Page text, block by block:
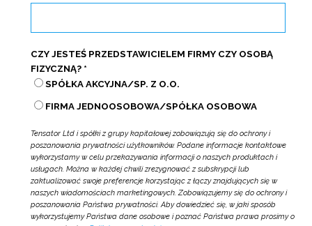
CZY JESTEŚ PRZEDSTAWICIELEM FIRMY CZY OSOBĄ
FIZYCZNĄ? *
SPÓŁKA AKCYJNA/SP. Z O.O.
FIRMA JEDNOOSOBOWA/SPÓŁKA OSOBOWA
Tensator Ltd i spółki z grupy kapitałowej zobowiązują się do ochrony i
poszanowania prywatności użytkowników. Podane informacje kontaktowe
wykorzystamy w celu przekazywania informacji o naszych produktach i
usługach. Można w każdej chwili zrezygnować z subskrypcji lub
zaktualizować swoje preferencje korzystając z łączy znajdujących się w
naszych wiadomościach marketingowych. Zobowiązujemy się do ochrony i
poszanowania Państwa prywatności. Aby dowiedzieć się, w jaki sposób
wykorzystujemy Państwa dane osobowe i poznać Państwa prawa prosimy o